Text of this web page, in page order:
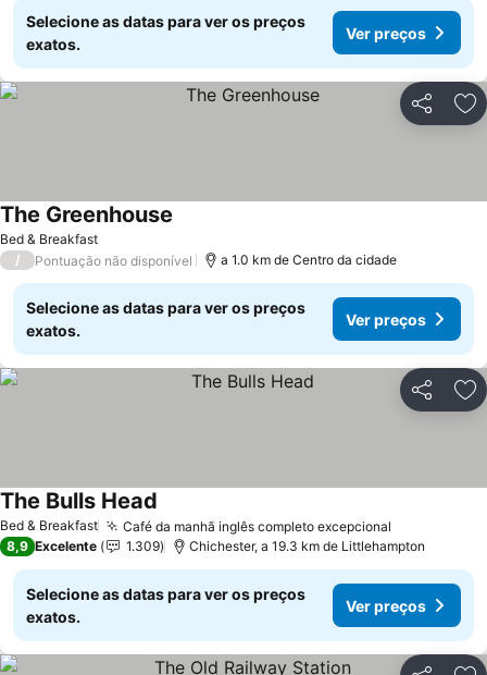
Selecione as datas para ver os preços
exatos.
Ver preços
Partilhar
Bed & Breakfast
The Greenhouse
/ Pontuação não disponível a 1.0 km de Centro da cidade
Selecione as datas para ver os preços
exatos.
Ver preços
Partilhar
Bed & Breakfast Café da manhã inglês completo excepcional
The Bulls Head
8,9 Excelente 1.309 Chichester, a 19.3 km de Littlehampton
Selecione as datas para ver os preços
exatos.
Ver preços